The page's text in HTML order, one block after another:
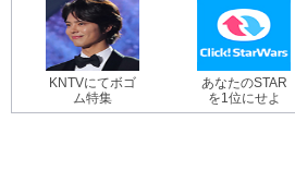
KNTVにてボゴ
ム特集
あなたのSTAR
を1位にせよ